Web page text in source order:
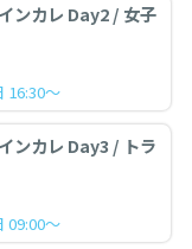
ンカレ Day2 / 女子
16:30～
ンカレ Day3 / トラ
09:00～